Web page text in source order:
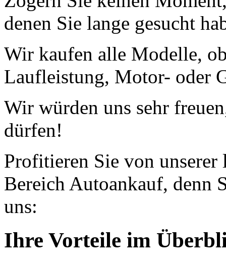
denen Sie lange gesucht
Wir kaufen alle Modelle,
Laufleistung, Motor- oder
Wir würden uns sehr
dürfen!
Profitieren Sie von
Bereich Autoankauf, denn
uns:
Ihre Vorteile im